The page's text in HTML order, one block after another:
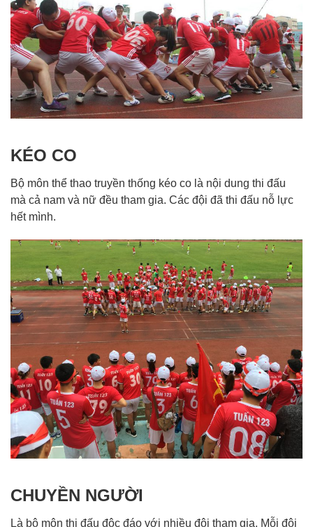
KÉO CO
Bộ môn thể thao truyền thống kéo co là nội dung thi đấu
mà cả nam và nữ đều tham gia. Các đội đã thi đấu nỗ lực
hết mình.
CHUYỀN NGƯỜI
Là bộ môn thi đấu độc đáo với nhiều đội tham gia. Mỗi đội